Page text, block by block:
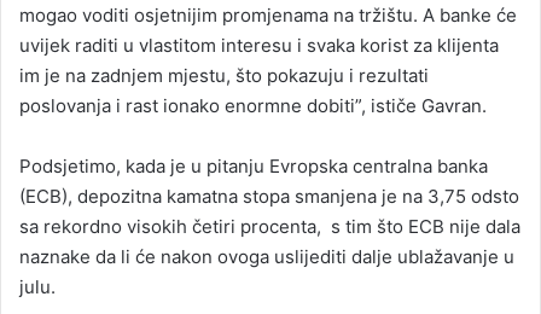
mogao voditi osjetnijim promjenama na tržištu. A banke će
uvijek raditi u vlastitom interesu i svaka korist za klijenta
im je na zadnjem mjestu, što pokazuju i rezultati
poslovanja i rast ionako enormne dobiti”, ističe Gavran.
Podsjetimo, kada je u pitanju Evropska centralna banka
(ECB), depozitna kamatna stopa smanjena je na 3,75 odsto
sa rekordno visokih četiri procenta, s tim što ECB nije dala
naznake da li će nakon ovoga uslijediti dalje ublažavanje u
julu.